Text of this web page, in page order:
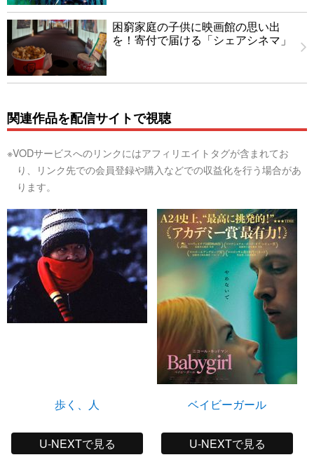
困窮家庭の子供に映画館の思い出
を！寄付で届ける「シェアシネマ」
関連作品を配信サイトで視聴
※VODサービスへのリンクにはアフィリエイトタグが含まれてお
り、リンク先での会員登録や購入などでの収益化を行う場合があ
ります。
歩く、人
U-NEXTで見る
ベイビーガール
U-NEXTで見る